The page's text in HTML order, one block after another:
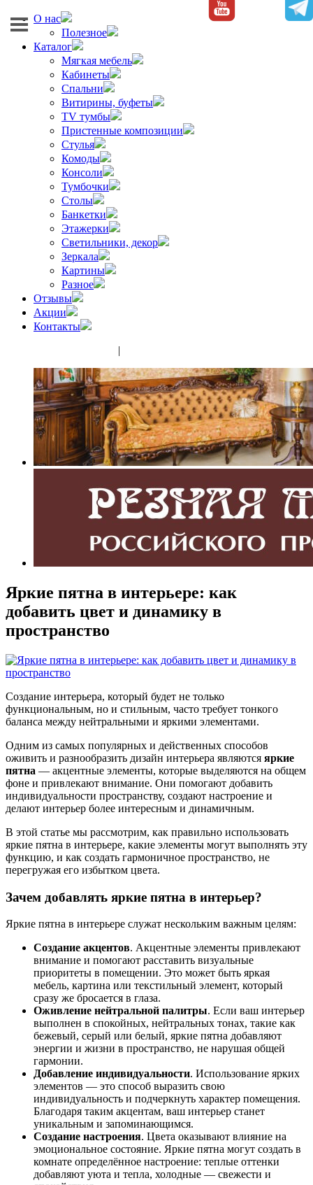
О нас
Полезное
Каталог
Мягкая мебель
Кабинеты
Спальни
Витирины, буфеты
TV тумбы
Пристенные композиции
Стулья
Комоды
Консоли
Тумбочки
Столы
Банкетки
Этажерки
Светильники, декор
Зеркала
Картины
Разное
Отзывы
Акции
Контакты
|
Яркие пятна в интерьере: как
добавить цвет и динамику в
пространство
Создание интерьера, который будет не только
функциональным, но и стильным, часто требует тонкого
баланса между нейтральными и яркими элементами.
Одним из самых популярных и действенных способов
оживить и разнообразить дизайн интерьера являются яркие
пятна — акцентные элементы, которые выделяются на общем
фоне и привлекают внимание. Они помогают добавить
индивидуальности пространству, создают настроение и
делают интерьер более интересным и динамичным.
В этой статье мы рассмотрим, как правильно использовать
яркие пятна в интерьере, какие элементы могут выполнять эту
функцию, и как создать гармоничное пространство, не
перегружая его избытком цвета.
Зачем добавлять яркие пятна в интерьер?
Яркие пятна в интерьере служат нескольким важным целям:
Создание акцентов. Акцентные элементы привлекают
внимание и помогают расставить визуальные
приоритеты в помещении. Это может быть яркая
мебель, картина или текстильный элемент, который
сразу же бросается в глаза.
Оживление нейтральной палитры. Если ваш интерьер
выполнен в спокойных, нейтральных тонах, такие как
бежевый, серый или белый, яркие пятна добавляют
энергии и жизни в пространство, не нарушая общей
гармонии.
Добавление индивидуальности. Использование ярких
элементов — это способ выразить свою
индивидуальность и подчеркнуть характер помещения.
Благодаря таким акцентам, ваш интерьер станет
уникальным и запоминающимся.
Создание настроения. Цвета оказывают влияние на
эмоциональное состояние. Яркие пятна могут создать в
комнате определённое настроение: теплые оттенки
добавляют уюта и тепла, холодные — свежести и